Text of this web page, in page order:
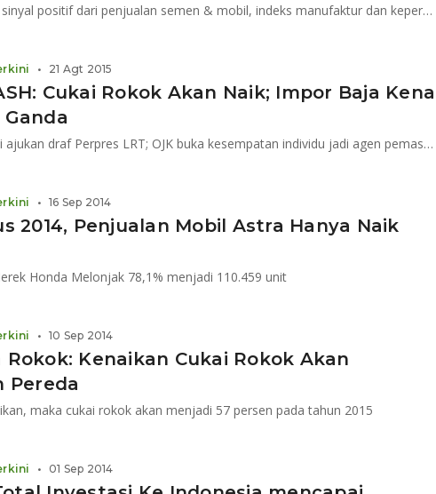
Setelah mendapat sinyal positif dari penjualan semen & mobil, indeks manufaktur dan kepercayaan konsumen juga meningkat
Cukai Rokok Akan Naik; Impor Baja Kena
Kemenko Ekonomi ajukan draf Perpres LRT; OJK buka kesempatan individu jadi agen pemasaran efek
• 21 Agt 2015
2014, Penjualan Mobil Astra Hanya Naik
Honda Melonjak 78,1% menjadi 110.459 unit
• 16 Sep 2014
Rokok: Kenaikan Cukai Rokok Akan
Pereda
maka cukai rokok akan menjadi 57 persen pada tahun 2015
• 10 Sep 2014
• 01 Sep 2014